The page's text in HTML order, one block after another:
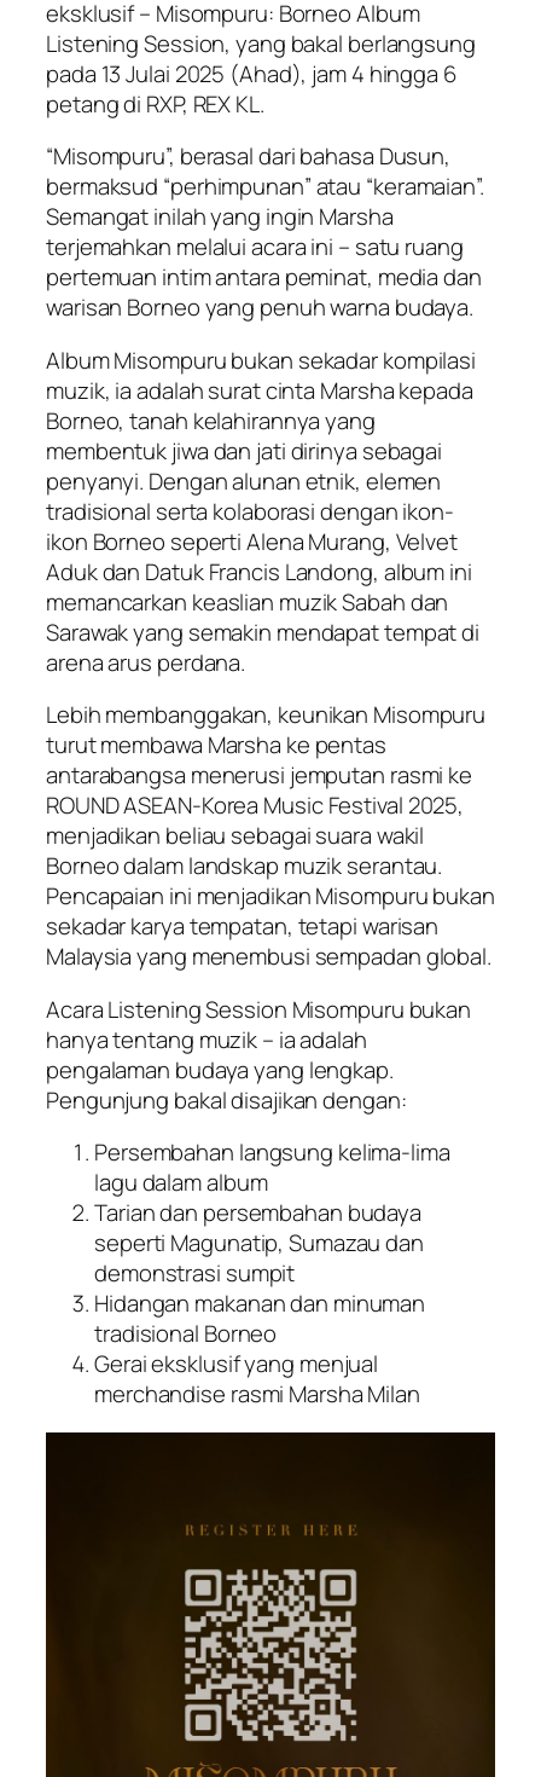
eksklusif – Misompuru: Borneo Album
Listening Session, yang bakal berlangsung
pada 13 Julai 2025 (Ahad), jam 4 hingga 6
petang di RXP, REX KL.
“Misompuru”, berasal dari bahasa Dusun,
bermaksud “perhimpunan” atau “keramaian”.
Semangat inilah yang ingin Marsha
terjemahkan melalui acara ini – satu ruang
pertemuan intim antara peminat, media dan
warisan Borneo yang penuh warna budaya.
Album Misompuru bukan sekadar kompilasi
muzik, ia adalah surat cinta Marsha kepada
Borneo, tanah kelahirannya yang
membentuk jiwa dan jati dirinya sebagai
penyanyi. Dengan alunan etnik, elemen
tradisional serta kolaborasi dengan ikon-
ikon Borneo seperti Alena Murang, Velvet
Aduk dan Datuk Francis Landong, album ini
memancarkan keaslian muzik Sabah dan
Sarawak yang semakin mendapat tempat di
arena arus perdana.
Lebih membanggakan, keunikan Misompuru
turut membawa Marsha ke pentas
antarabangsa menerusi jemputan rasmi ke
ROUND ASEAN-Korea Music Festival 2025,
menjadikan beliau sebagai suara wakil
Borneo dalam landskap muzik serantau.
Pencapaian ini menjadikan Misompuru bukan
sekadar karya tempatan, tetapi warisan
Malaysia yang menembusi sempadan global.
Acara Listening Session Misompuru bukan
hanya tentang muzik – ia adalah
pengalaman budaya yang lengkap.
Pengunjung bakal disajikan dengan:
Persembahan langsung kelima-lima
lagu dalam album
Tarian dan persembahan budaya
seperti Magunatip, Sumazau dan
demonstrasi sumpit
Hidangan makanan dan minuman
tradisional Borneo
Gerai eksklusif yang menjual
merchandise rasmi Marsha Milan